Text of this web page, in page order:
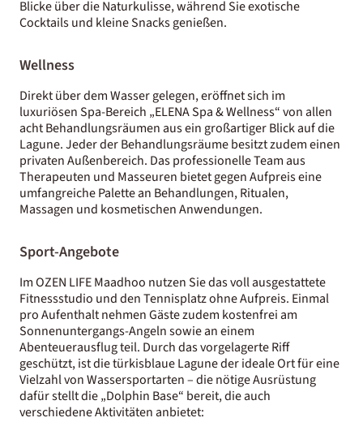
Blicke über die Naturkulisse, während Sie exotische
Cocktails und kleine Snacks genießen.
Wellness
Direkt über dem Wasser gelegen, eröffnet sich im
luxuriösen Spa-Bereich „ELENA Spa & Wellness“ von allen
acht Behandlungsräumen aus ein großartiger Blick auf die
Lagune. Jeder der Behandlungsräume besitzt zudem einen
privaten Außenbereich. Das professionelle Team aus
Therapeuten und Masseuren bietet gegen Aufpreis eine
umfangreiche Palette an Behandlungen, Ritualen,
Massagen und kosmetischen Anwendungen.
Sport-Angebote
Im OZEN LIFE Maadhoo nutzen Sie das voll ausgestattete
Fitnessstudio und den Tennisplatz ohne Aufpreis. Einmal
pro Aufenthalt nehmen Gäste zudem kostenfrei am
Sonnenuntergangs-Angeln sowie an einem
Abenteuerausflug teil. Durch das vorgelagerte Riff
geschützt, ist die türkisblaue Lagune der ideale Ort für eine
Vielzahl von Wassersportarten – die nötige Ausrüstung
dafür stellt die „Dolphin Base“ bereit, die auch
verschiedene Aktivitäten anbietet: